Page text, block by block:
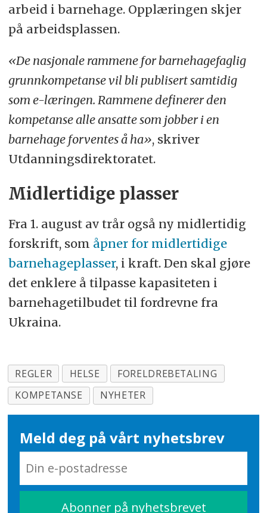
arbeid i barnehage. Opplæringen skjer
på arbeidsplassen.
«De nasjonale rammene for barnehagefaglig
grunnkompetanse vil bli publisert samtidig
som e-læringen. Rammene definerer den
kompetanse alle ansatte som jobber i en
barnehage forventes å ha», skriver
Utdanningsdirektoratet.
Midlertidige plasser
Fra 1. august av trår også ny midlertidig
forskrift, som åpner for midlertidige
barnehageplasser, i kraft. Den skal gjøre
det enklere å tilpasse kapasiteten i
barnehagetilbudet til fordrevne fra
Ukraina.
REGLER HELSE
FORELDREBETALING
KOMPETANSE
NYHETER
Meld deg på vårt nyhetsbrev